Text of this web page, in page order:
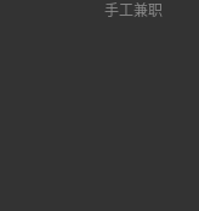
手工兼职